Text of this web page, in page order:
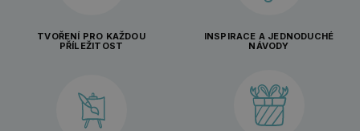
TVOŘENÍ PRO KAŽDOU
PŘÍLEŽITOST
INSPIRACE A JEDNODUCHÉ
NÁVODY